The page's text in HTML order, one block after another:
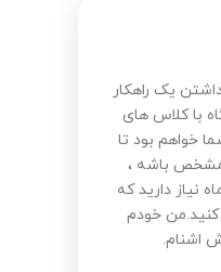
یک راهکار
با کلاس های
خواهم بود تا
باشه ،
یا در چند ماه نیاز دارید که
کنید‌.من خودم
اشنام.